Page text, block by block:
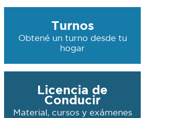
Turnos
Obtené un turno desde tu
hogar
Licencia de
Conducir
Material, cursos y exámenes